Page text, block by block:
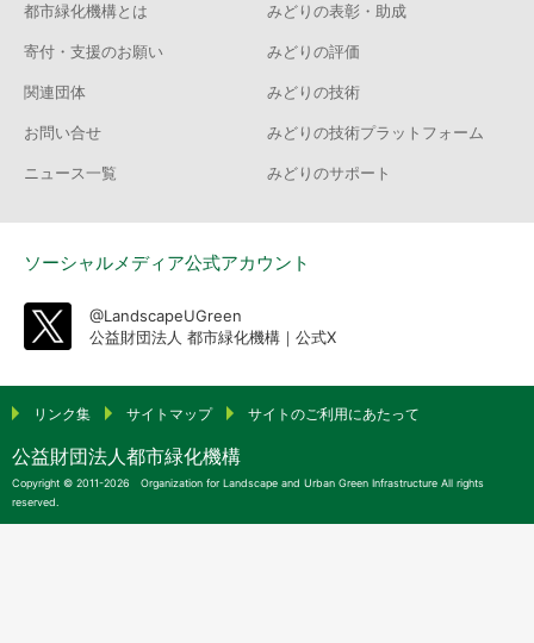
都市緑化機構とは
寄付・支援のお願い
関連団体
お問い合せ
ニュース一覧
みどりの表彰・助成
みどりの評価
みどりの技術
みどりの技術プラットフォーム
みどりのサポート
ソーシャルメディア公式アカウント
@LandscapeUGreen
公益財団法人 都市緑化機構｜公式X
リンク集 サイトマップ サイトのご利用にあたって
公益財団法人都市緑化機構
Copyright © 2011-2026 Organization for Landscape and Urban Green Infrastructure All rights
reserved.